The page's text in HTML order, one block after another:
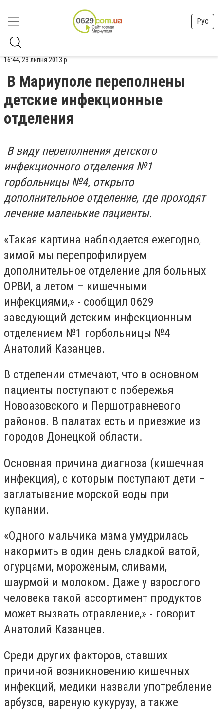
Рус
16:44, 23 липня 2013 р.
В Мариуполе переполнены
детские инфекционные
отделения
В виду переполнения детского
инфекционного отделения №1
горбольницы №4, открыто
дополнительное отделение, где проходят
лечение маленькие пациенты.
«Такая картина наблюдается ежегодно,
зимой мы перепрофилируем
дополнительное отделение для больных
ОРВИ, а летом – кишечными
инфекциями,» - сообщил 0629
заведующий детским инфекционным
отделением №1 горбольницы №4
Анатолий Казанцев.
В отделении отмечают, что в основном
пациенты поступают с побережья
Новоазовского и Першотравневого
районов. В палатах есть и приезжие из
городов Донецкой области.
Основная причина диагноза (кишечная
инфекция), с которым поступают дети –
заглатывание морской воды при
купании.
«Одного мальчика мама умудрилась
накормить в один день сладкой ватой,
огурцами, мороженым, сливами,
шаурмой и молоком. Даже у взрослого
человека такой ассортимент продуктов
может вызвать отравление,» - говорит
Анатолий Казанцев.
Среди других факторов, ставших
причиной возникновению кишечных
инфекций, медики назвали употребление
арбузов, вареную кукурузу, а также